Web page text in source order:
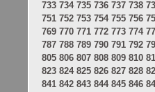
733 734 735 736 737 738
751 752 753 754 755 756
769 770 771 772 773 774
787 788 789 790 791 792
805 806 807 808 809 810
823 824 825 826 827 828
841 842 843 844 845 846